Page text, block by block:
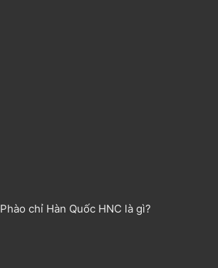
Phào chỉ Hàn Quốc HNC là gì?